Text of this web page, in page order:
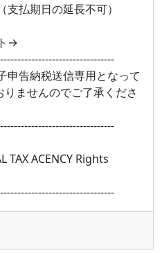
払期日の延長不可）
→
告納税送信専用となって
ませんのでご了承くださ
TAX ACENCY Rights